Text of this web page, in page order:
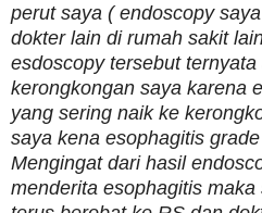
perut saya ( endoscopy
dokter lain di rumah sakit
esdoscopy tersebut
kerongkongan saya karena
yang sering naik ke
saya kena esophagitis grade
Mengingat dari hasil
menderita esophagitis